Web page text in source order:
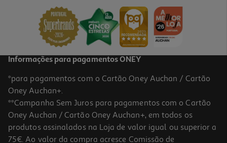
26,99 €
Informações para pagamentos ONEY
*para pagamentos com o Cartão Oney Auchan / Cartão
Oney Auchan+.
**Campanha Sem Juros para pagamentos com o Cartão
Oney Auchan / Cartão Oney Auchan+, em todos os
produtos assinalados na Loja de valor igual ou superior a
75€. Ao valor da compra acresce Comissão de